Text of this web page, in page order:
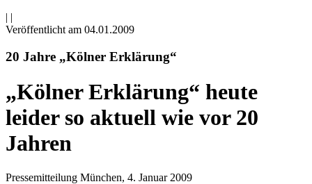
| |
Veröffentlicht am 04­.01.2009
20 Jahre „Kölner Erklärung“
„Kölner Erklärung“ heute
leider so aktuell wie vor 20
Jahren
Pressemitteilung München, 4. Januar 2009